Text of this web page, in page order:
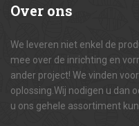
Over ons
We leveren niet enkel de
mee over de inrichting en
ander project! We vinden
oplossing.Wij nodigen u dan
u ons gehele assortiment